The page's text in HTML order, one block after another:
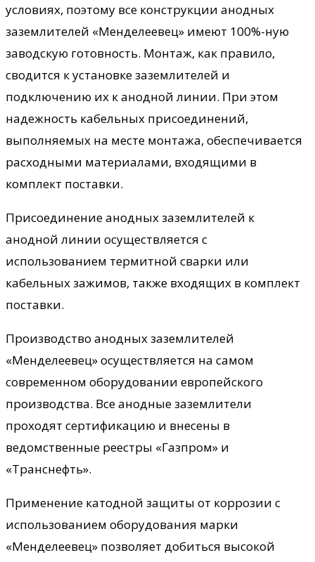
условиях, поэтому все конструкции анодных
заземлителей «Менделеевец» имеют 100%-ную
заводскую готовность. Монтаж, как правило,
сводится к установке заземлителей и
подключению их к анодной линии. При этом
надежность кабельных присоединений,
выполняемых на месте монтажа, обеспечивается
расходными материалами, входящими в
комплект поставки.
Присоединение анодных заземлителей к
анодной линии осуществляется с
использованием термитной сварки или
кабельных зажимов, также входящих в комплект
поставки.
Производство анодных заземлителей
«Менделеевец» осуществляется на самом
современном оборудовании европейского
производства. Все анодные заземлители
проходят сертификацию и внесены в
ведомственные реестры «Газпром» и
«Транснефть».
Применение катодной защиты от коррозии с
использованием оборудования марки
«Менделеевец» позволяет добиться высокой